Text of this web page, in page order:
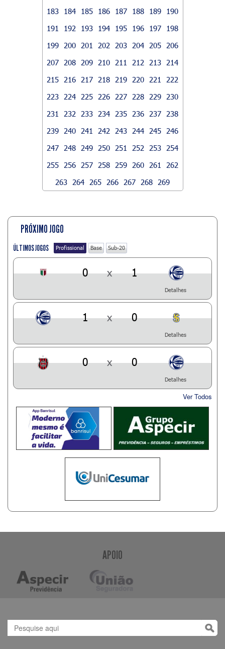
183
184 185 186 187 188 189
190
191
192 193 194 195 196 197
198
199
200 201 202 203 204 205
206
207
208 209 210 211 212 213
214
215
216 217 218 219 220 221
222
223
224 225 226 227 228 229
230
231
232 233 234 235 236 237
238
239
240 241 242 243 244 245
246
247
248 249 250 251 252 253
254
255
256 257 258 259 260 261
262
263
264 265 266 267 268 269
PRÓXIMO JOGO
ÚLTIMOS JOGOS Profissional Base Sub-20
0 x 1
Detalhes
1 x 0
Detalhes
0 x 0
Detalhes
Ver Todos
APOIO